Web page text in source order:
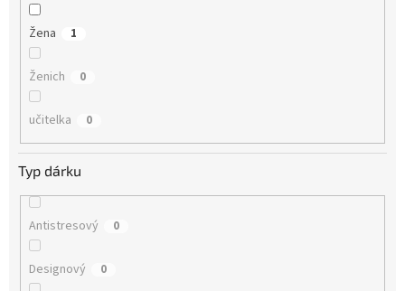
Žena 1
Ženich 0
učitelka 0
Typ dárku
Antistresový 0
Designový 0